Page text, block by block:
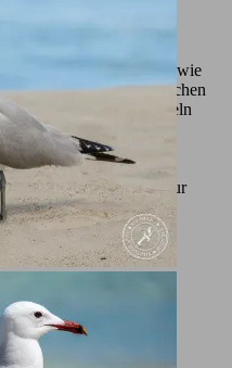
ist ebenso faszinierend wie
Brutzeit, die meist zwischen
auf Klippen, Inseln
Ihre Jungen werden
auch gegen größere
oft schrilles „kjaa-
überhören und tragen zur
bei. Alle hier von mir
um Cala Millor auf